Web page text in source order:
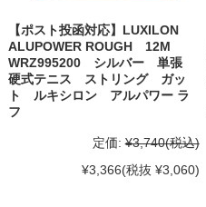
【ポスト投函対応】LUXILON
ALUPOWER ROUGH 12M
WRZ995200 シルバー 単張
硬式テニス ストリング ガッ
ト ルキシロン アルパワー ラ
フ
定価: ¥3,740(税込)
¥3,366(税抜 ¥3,060)